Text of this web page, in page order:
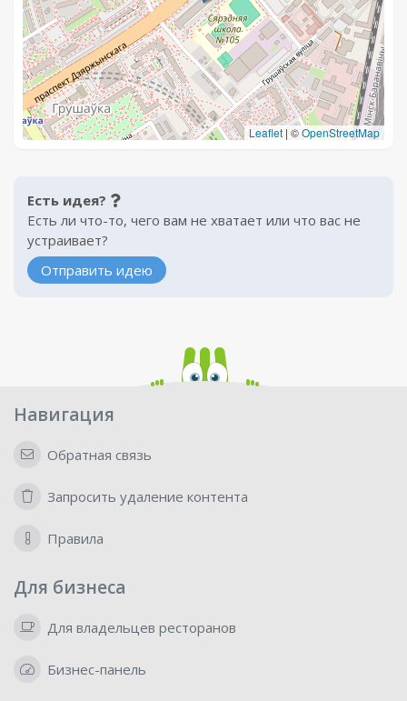
Leaflet |©OpenStreetMap
Есть идея?
Есть ли что-то, чего вам не хватает или что вас не
устраивает?
Отправить идею
Навигация
Обратная связь
Запросить удаление контента
Правила
Для бизнеса
Для владельцев ресторанов
Бизнес-панель